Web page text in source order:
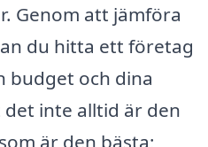
Genom att jämföra
du hitta ett företag
budget och dina
inte alltid är den
är den bästa;